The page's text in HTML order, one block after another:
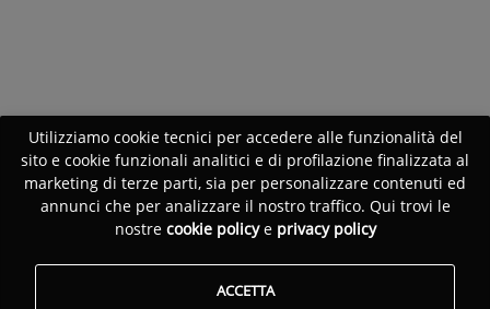
Utilizziamo cookie tecnici per accedere alle funzionalità del
sito e cookie funzionali analitici e di profilazione finalizzata al
marketing di terze parti, sia per personalizzare contenuti ed
annunci che per analizzare il nostro traffico. Qui trovi le
nostre cookie policye privacy policy
ACCETTA